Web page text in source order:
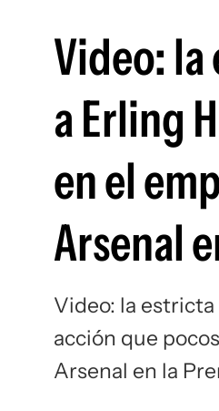
Video:
a Erling
en el
Arsenal
Video: la
acción que
Arsenal en la